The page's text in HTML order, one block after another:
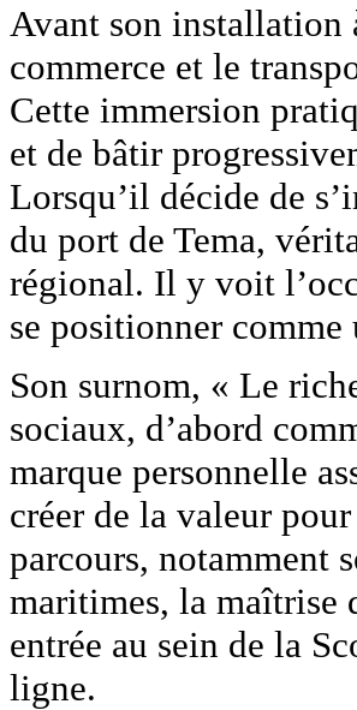
Avant son installation
commerce et le
Cette immersion
et de bâtir
Lorsqu’il décide de
du port de Tema,
régional. Il y voit
se positionner comme
Son surnom, « Le
sociaux, d’abord
marque personnelle
créer de la valeur
parcours, notamment
maritimes, la maîtrise
entrée au sein de la
ligne.